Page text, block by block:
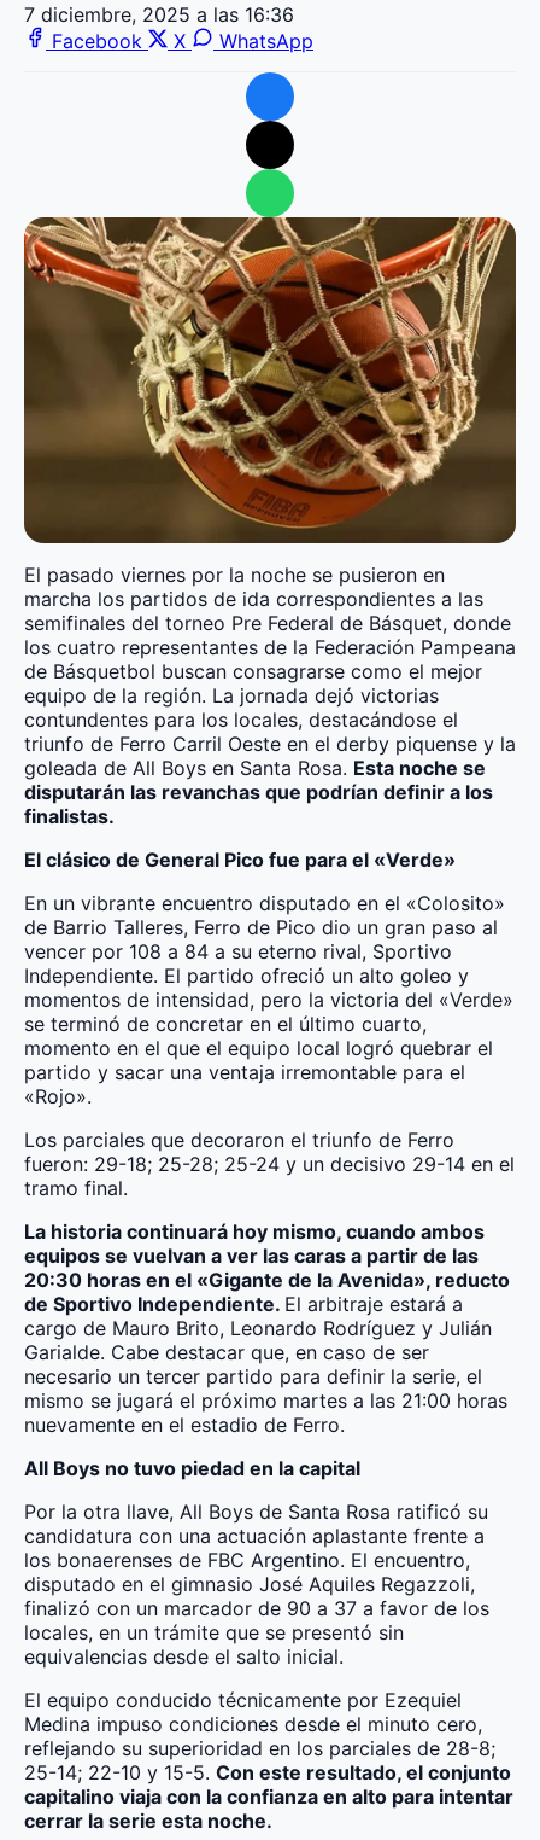
7 diciembre, 2025 a las 16:36
Facebook
X WhatsApp
El pasado viernes por la noche se pusieron en
marcha los partidos de ida correspondientes a las
semifinales del torneo Pre Federal de Básquet, donde
los cuatro representantes de la Federación Pampeana
de Básquetbol buscan consagrarse como el mejor
equipo de la región. La jornada dejó victorias
contundentes para los locales, destacándose el
triunfo de Ferro Carril Oeste en el derby piquense y la
goleada de All Boys en Santa Rosa. Esta noche se
disputarán las revanchas que podrían definir a los
finalistas.
El clásico de General Pico fue para el «Verde»
En un vibrante encuentro disputado en el «Colosito»
de Barrio Talleres, Ferro de Pico dio un gran paso al
vencer por 108 a 84 a su eterno rival, Sportivo
Independiente. El partido ofreció un alto goleo y
momentos de intensidad, pero la victoria del «Verde»
se terminó de concretar en el último cuarto,
momento en el que el equipo local logró quebrar el
partido y sacar una ventaja irremontable para el
«Rojo».
Los parciales que decoraron el triunfo de Ferro
fueron: 29-18; 25-28; 25-24 y un decisivo 29-14 en el
tramo final.
La historia continuará hoy mismo, cuando ambos
equipos se vuelvan a ver las caras a partir de las
20:30 horas en el «Gigante de la Avenida», reducto
de Sportivo Independiente. El arbitraje estará a
cargo de Mauro Brito, Leonardo Rodríguez y Julián
Garialde. Cabe destacar que, en caso de ser
necesario un tercer partido para definir la serie, el
mismo se jugará el próximo martes a las 21:00 horas
nuevamente en el estadio de Ferro.
All Boys no tuvo piedad en la capital
Por la otra llave, All Boys de Santa Rosa ratificó su
candidatura con una actuación aplastante frente a
los bonaerenses de FBC Argentino. El encuentro,
disputado en el gimnasio José Aquiles Regazzoli,
finalizó con un marcador de 90 a 37 a favor de los
locales, en un trámite que se presentó sin
equivalencias desde el salto inicial.
El equipo conducido técnicamente por Ezequiel
Medina impuso condiciones desde el minuto cero,
reflejando su superioridad en los parciales de 28-8;
25-14; 22-10 y 15-5. Con este resultado, el conjunto
capitalino viaja con la confianza en alto para intentar
cerrar la serie esta noche.